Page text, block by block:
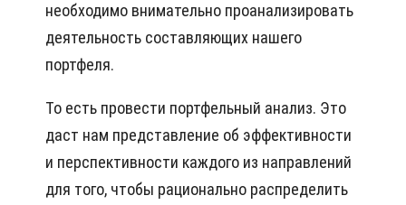
необходимо внимательно проанализировать
деятельность составляющих нашего
портфеля.
То есть провести портфельный анализ. Это
даст нам представление об эффективности
и перспективности каждого из направлений
для того, чтобы рационально распределить